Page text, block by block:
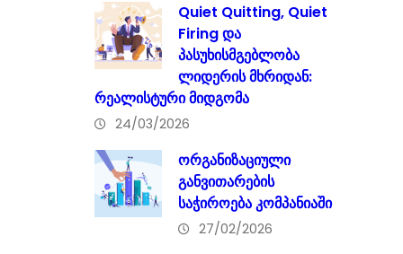
Quiet Quitting, Quiet
Firing და
პასუხისმგებლობა
ლიდერის მხრიდან:
რეალისტური მიდგომა
24/03/2026
ორგანიზაციული
განვითარების
საჭიროება კომპანიაში
27/02/2026